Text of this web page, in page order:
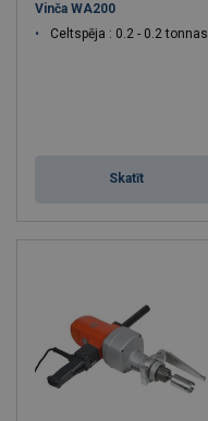
Vinča WA200
Celtspēja : 0.2 - 0.2 tonnas
Skatīt